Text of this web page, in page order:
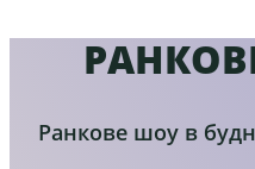
Ранкове шоу в